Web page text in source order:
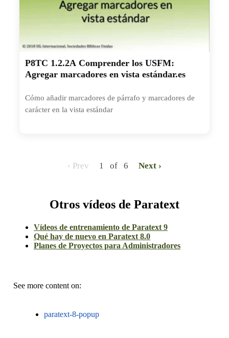
P8TC 1.2.2A Comprender los USFM:
Agregar marcadores en vista estándar.es
Cómo añadir marcadores de párrafo y marcadores de
carácter en la vista estándar
‹ Prev 1 of 6 Next ›
Otros vídeos de Paratext
Vídeos de entrenamiento de Paratext 9
Qué hay de nuevo en Paratext 8.0
Planes de Proyectos para Administradores
See more content on:
paratext-8-popup